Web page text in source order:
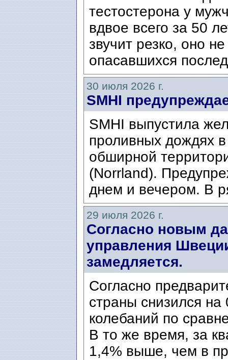
тестостерона у
вдвое всего за 50
звучит резко, оно
опасавшихся
30 июля 2026 г.
SMHI
SMHI выпустила
проливных дождях
обширной
(Norrland).
днем ​​и вечером. В
29 июля 2026 г.
Согласно новым
управления
замедляется.
Согласно
страны снизился
колебаний по
В то же время, за
1,4% выше, чем в